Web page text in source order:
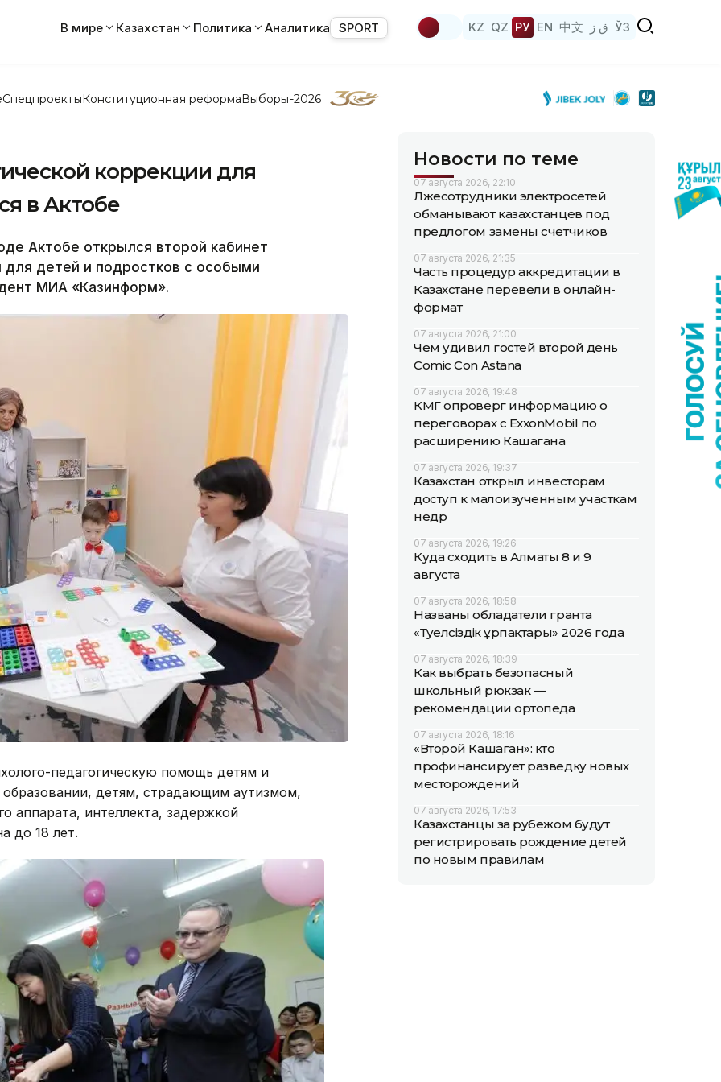
В мире Казахстан Политика Аналитика SPORT KZ QZ РУ EN 中文 ق ز ЎЗ
СпецпроектыКонституционная реформаВыборы-2026
коррекции для
в Актобе
Актобе открылся второй кабинет
для детей и подростков с особыми
МИА «Казинформ».
педагогическую помощь детям и
детям, страдающим аутизмом,
аппарата, интеллекта, задержкой
до 18 лет.
Новости по теме
07 августа 2026, 22:10
Лжесотрудники электросетей
обманывают казахстанцев под
предлогом замены счетчиков
07 августа 2026, 21:35
Часть процедур аккредитации в
Казахстане перевели в онлайн-
формат
07 августа 2026, 21:00
Чем удивил гостей второй день
Comic Con Astana
07 августа 2026, 19:48
КМГ опроверг информацию о
переговорах с ExxonMobil по
расширению Кашагана
07 августа 2026, 19:37
Казахстан открыл инвесторам
доступ к малоизученным участкам
недр
07 августа 2026, 19:26
Куда сходить в Алматы 8 и 9
августа
07 августа 2026, 18:58
Названы обладатели гранта
«Тәуелсіздік ұрпақтары» 2026 года
07 августа 2026, 18:39
Как выбрать безопасный
школьный рюкзак —
рекомендации ортопеда
07 августа 2026, 18:16
«Второй Кашаган»: кто
профинансирует разведку новых
месторождений
07 августа 2026, 17:53
Казахстанцы за рубежом будут
регистрировать рождение детей
по новым правилам